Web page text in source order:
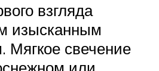
взгляда
изысканным
Мягкое свечение